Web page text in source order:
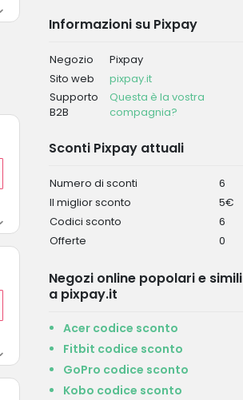
Informazioni su Pixpay
Negozio
Pixpay
Sito web
pixpay.it
Supporto
B2B
Questa è la vostra
compagnia?
Sconti Pixpay attuali
Numero di sconti
6
Il miglior sconto
5€
Codici sconto
6
Offerte
0
Negozi online popolari e simili
a pixpay.it
Acer codice sconto
Fitbit codice sconto
GoPro codice sconto
Kobo codice sconto